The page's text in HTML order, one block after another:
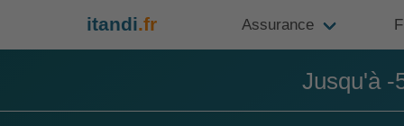
itandi.fr Assurance
Jusqu'à -